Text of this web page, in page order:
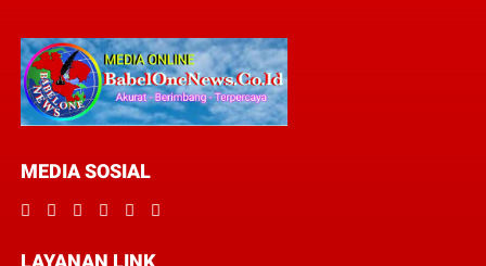
MEDIA SOSIAL
LAYANAN LINK